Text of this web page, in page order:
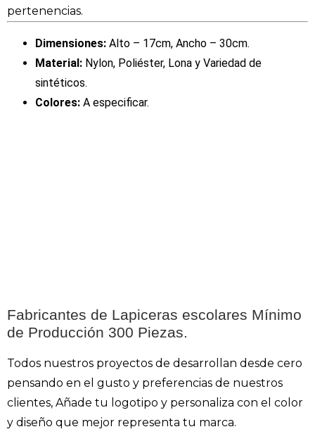
pertenencias.
Dimensiones: Alto – 17cm, Ancho – 30cm.
Material: Nylon, Poliéster, Lona y Variedad de
sintéticos.
Colores: A especificar.
Fabricantes de Lapiceras escolares Mínimo
de Producción 300 Piezas.
Todos nuestros proyectos de desarrollan desde cero
pensando en el gusto y preferencias de nuestros
clientes, Añade tu logotipo y personaliza con el color
y diseño que mejor representa tu marca.